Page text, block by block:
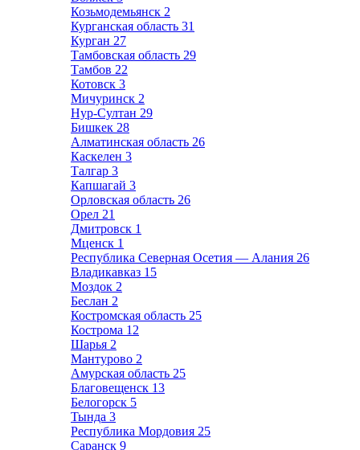
Козьмодемьянск 2
Курганская область 31
Курган 27
Тамбовская область 29
Тамбов 22
Котовск 3
Мичуринск 2
Нур-Султан 29
Бишкек 28
Алматинская область 26
Каскелен 3
Талгар 3
Капшагай 3
Орловская область 26
Орел 21
Дмитровск 1
Мценск 1
Республика Северная Осетия — Алания 26
Владикавказ 15
Моздок 2
Беслан 2
Костромская область 25
Кострома 12
Шарья 2
Мантурово 2
Амурская область 25
Благовещенск 13
Белогорск 5
Тында 3
Республика Мордовия 25
Саранск 9